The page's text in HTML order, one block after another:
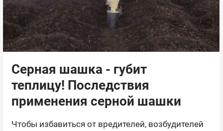
Серная шашка - губит
теплицу! Последствия
применения серной шашки
Чтобы избавиться от вредителей, возбудителей